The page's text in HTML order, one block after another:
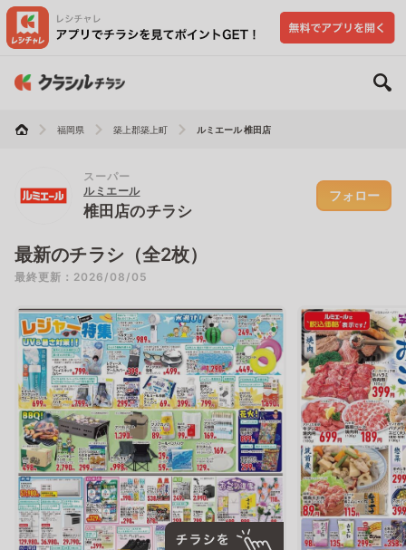
福岡県 築上郡築上町 ルミエール 椎田店
スーパー
ルミエール
椎田店のチラシ
フォロー
最新のチラシ（全2枚）
最終更新：2026/08/05